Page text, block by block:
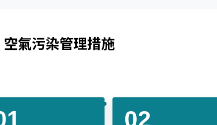
空氣污染管理措施